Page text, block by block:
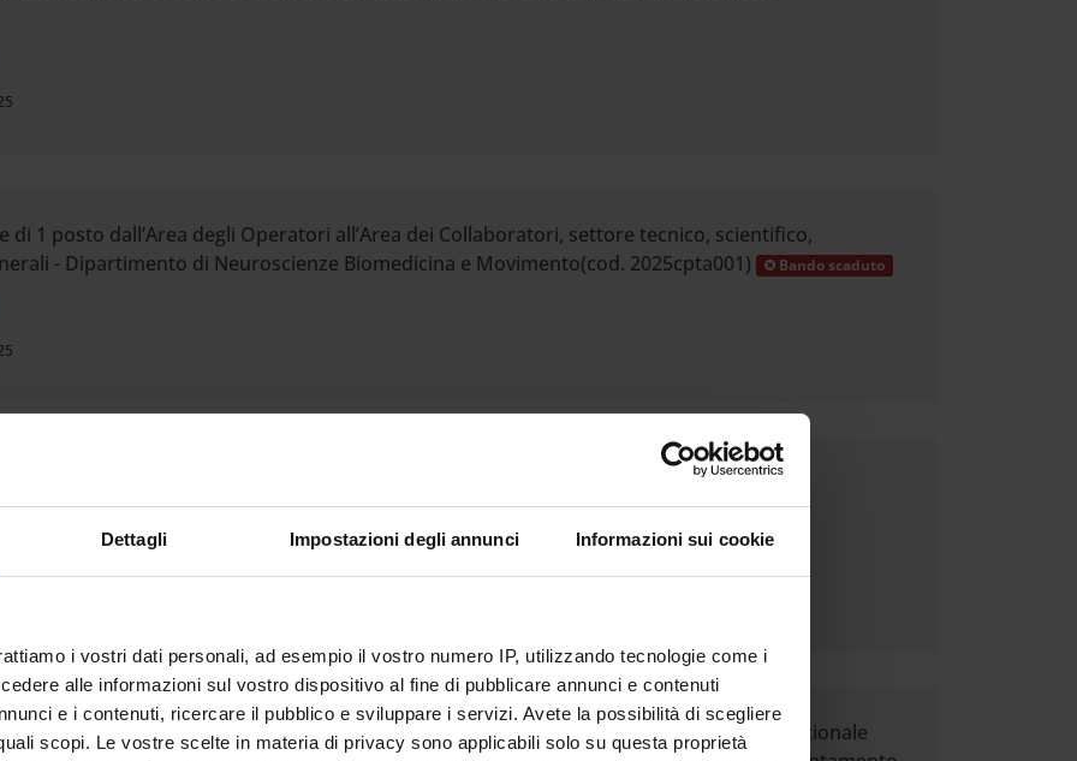
Dettagli Impostazioni degli annunci Informazioni sui cookie
i vostri dati personali, ad esempio il vostro numero IP, utilizzando tecnologie come i
alle informazioni sul vostro dispositivo al fine di pubblicare annunci e contenuti
e i contenuti, ricercare il pubblico e sviluppare i servizi. Avete la possibilità di scegliere
scopi. Le vostre scelte in materia di privacy sono applicabili solo su questa proprietà
1 posto dall’Area degli Operatori all’Area dei Collaboratori, settore tecnico, scientifico,
- Dipartimento di Neuroscienze Biomedicina e Movimento(cod. 2025cpta001)
Bando scaduto
di 1 posto dall’Area dei Funzionari all’Area delle Elevate Professionalità, settore
Tecnica, Gare-Acquisti e Logistica (cod. 2025eppta002)
Bando scaduto
1 posto dall’Area dei Collaboratori all’Area dei Funzionari, settore amministrativo-gestionale